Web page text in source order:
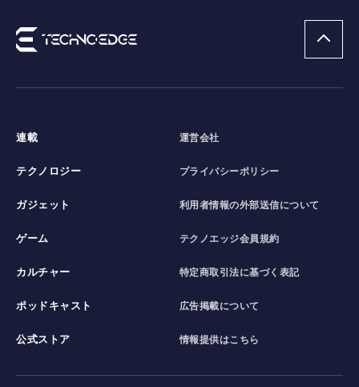
連載
テクノロジー
ガジェット
ゲーム
カルチャー
ポッドキャスト
公式ストア
運営会社
プライバシーポリシー
利用者情報の外部送信について
テクノエッジ会員規約
特定商取引法に基づく表記
広告掲載について
情報提供はこちら